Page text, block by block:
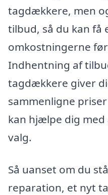
tagdækkere, men
tilbud, så du kan få
omkostningerne
Indhentning af
tagdækkere giver
sammenligne
kan hjælpe dig
valg.
Så uanset om du
reparation, et nyt